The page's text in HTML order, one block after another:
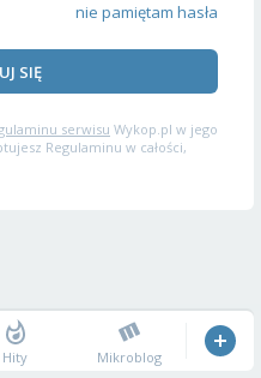
nie pamiętam hasła
SIĘ
serwisu Wykop.pl w jego
Regulaminu w całości,
Hity Mikroblog